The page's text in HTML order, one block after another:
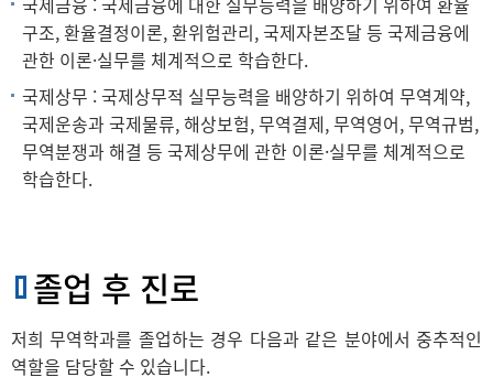
구조, 환율결정이론, 환위험관리, 국제자본조달 등 국제금융에
관한 이론·실무를 체계적으로 학습한다.
국제상무 : 국제상무적 실무능력을 배양하기 위하여 무역계약,
국제운송과 국제물류, 해상보험, 무역결제, 무역영어, 무역규범,
무역분쟁과 해결 등 국제상무에 관한 이론·실무를 체계적으로
학습한다.
졸업 후 진로
저희 무역학과를 졸업하는 경우 다음과 같은 분야에서 중추적인
역할을 담당할 수 있습니다.